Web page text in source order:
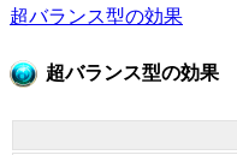
超バランス型の効果
超バランス型の効果